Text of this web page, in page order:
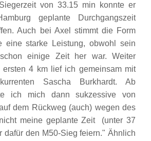
von 33.15 min konnte er
geplante Durchgangszeit
Auch bei Axel stimmt die Form
eine starke Leistung, obwohl sein
schon einige Zeit her war. Weiter
4 km lief ich gemeinsam mit
Sascha Burkhardt. Ab
ich mich dann sukzessive von
dem Rückweg (auch) wegen des
meine geplante Zeit (unter 37
dafür den M50-Sieg feiern." Ähnlich